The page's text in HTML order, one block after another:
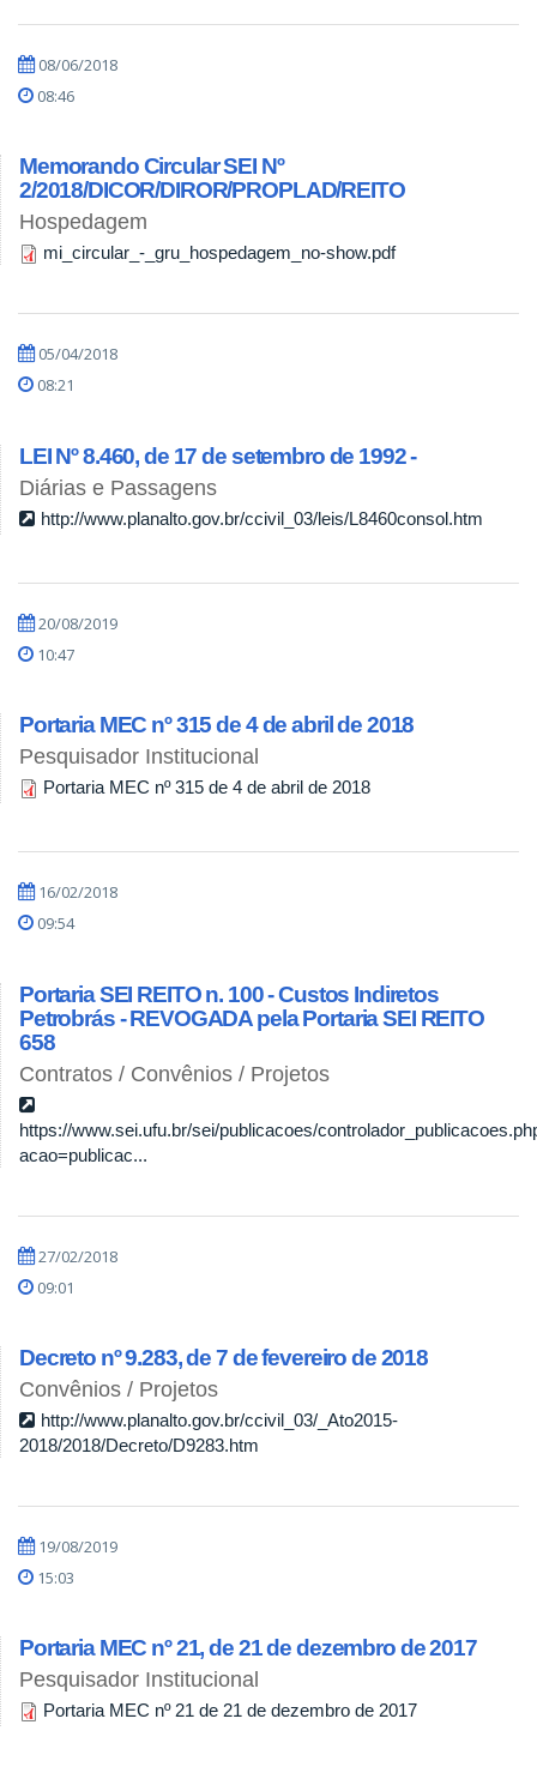
08/06/2018
08:46
Memorando Circular SEI Nº
2/2018/DICOR/DIROR/PROPLAD/REITO
Hospedagem
mi_circular_-_gru_hospedagem_no-show.pdf
05/04/2018
08:21
LEI Nº 8.460, de 17 de setembro de 1992 -
Diárias e Passagens
http://www.planalto.gov.br/ccivil_03/leis/L8460consol.htm
20/08/2019
10:47
Portaria MEC nº 315 de 4 de abril de 2018
Pesquisador Institucional
Portaria MEC nº 315 de 4 de abril de 2018
16/02/2018
09:54
Portaria SEI REITO n. 100 - Custos Indiretos
Petrobrás - REVOGADA pela Portaria SEI REITO
658
Contratos / Convênios / Projetos
https://www.sei.ufu.br/sei/publicacoes/
acao=publicac...
27/02/2018
09:01
Decreto nº 9.283, de 7 de fevereiro de 2018
Convênios / Projetos
http://www.planalto.gov.br/ccivil_03/_Ato2015-
2018/2018/Decreto/D9283.htm
19/08/2019
15:03
Portaria MEC nº 21, de 21 de dezembro de 2017
Pesquisador Institucional
Portaria MEC nº 21 de 21 de dezembro de 2017